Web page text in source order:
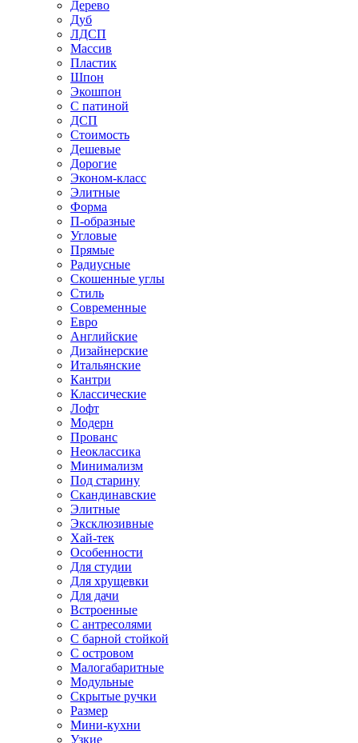
Дерево
Дуб
ЛДСП
Массив
Пластик
Шпон
Экошпон
С патиной
ДСП
Стоимость
Дешевые
Дорогие
Эконом-класс
Элитные
Форма
П-образные
Угловые
Прямые
Радиусные
Скошенные углы
Стиль
Современные
Евро
Английские
Дизайнерские
Итальянские
Кантри
Классические
Лофт
Модерн
Прованс
Неоклассика
Минимализм
Под старину
Скандинавские
Элитные
Эксклюзивные
Хай-тек
Особенности
Для студии
Для хрущевки
Для дачи
Встроенные
С антресолями
С барной стойкой
С островом
Малогабаритные
Модульные
Скрытые ручки
Размер
Мини-кухни
Узкие